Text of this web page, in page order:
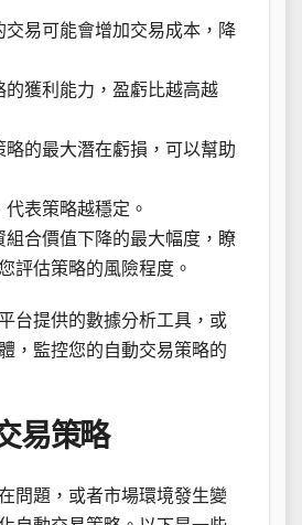
交易可能會增加交易成本，降
的獲利能力，盈虧比越高越
略的最大潛在虧損，可以幫助
表策略越穩定。
組合價值下降的最大幅度，瞭
評估策略的風險程度。
台提供的數據分析工具，或
，監控您的自動交易策略的
易策略
問題，或者市場環境發生變